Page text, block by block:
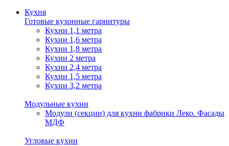
Кухня
Готовые кухонные гарнитуры
Кухни 1,1 метра
Кухни 1,6 метра
Кухни 1,8 метра
Кухни 2 метра
Кухни 2,4 метра
Кухни 1,5 метра
Кухни 3,2 метра
Модульные кухни
Модули (секции) для кухни фабрики Леко. Фасады
МДФ
Угловые кухни